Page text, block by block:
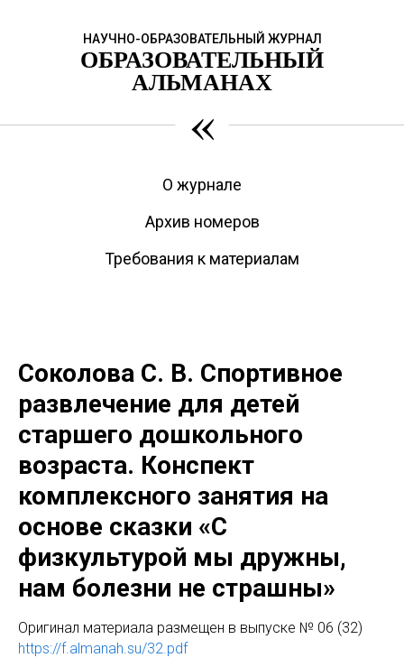
НАУЧНО-ОБРАЗОВАТЕЛЬНЫЙ ЖУРНАЛ
ОБРАЗОВАТЕЛЬНЫЙ
АЛЬМАНАХ
«
О журнале
Архив номеров
Требования к материалам
Соколова С. В. Спортивное
развлечение для детей
старшего дошкольного
возраста. Конспект
комплексного занятия на
основе сказки «С
физкультурой мы дружны,
нам болезни не страшны»
Оригинал материала размещен в выпуске № 06 (32)
https://f.almanah.su/32.pdf